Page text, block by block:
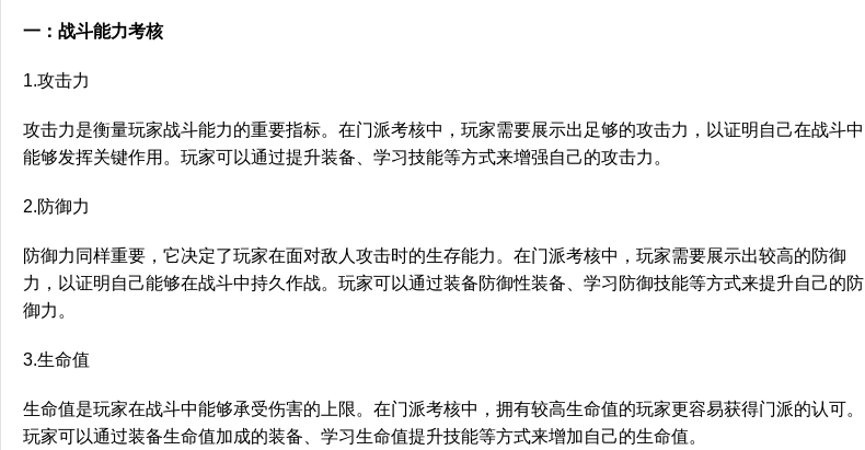
一：战斗能力考核
1.攻击力
攻击力是衡量玩家战斗能力的重要指标。在门派考核中，玩家需要展示出足够的攻击力，以证明自己在战斗中
能够发挥关键作用。玩家可以通过提升装备、学习技能等方式来增强自己的攻击力。
2.防御力
防御力同样重要，它决定了玩家在面对敌人攻击时的生存能力。在门派考核中，玩家需要展示出较高的防御
力，以证明自己能够在战斗中持久作战。玩家可以通过装备防御性装备、学习防御技能等方式来提升自己的防
御力。
3.生命值
生命值是玩家在战斗中能够承受伤害的上限。在门派考核中，拥有较高生命值的玩家更容易获得门派的认可。
玩家可以通过装备生命值加成的装备、学习生命值提升技能等方式来增加自己的生命值。